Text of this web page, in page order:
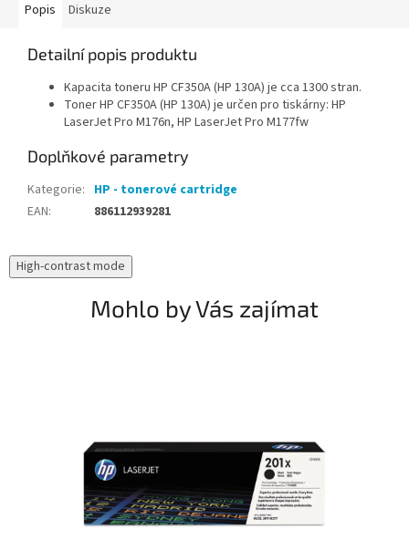
Popis Diskuze
Detailní popis produktu
Kapacita toneru HP CF350A (HP 130A) je cca 1300 stran.
Toner HP CF350A (HP 130A) je určen pro tiskárny: HP
LaserJet Pro M176n, HP LaserJet Pro M177fw
Doplňkové parametry
Kategorie: HP - tonerové cartridge
EAN: 886112939281
High-contrast mode
Mohlo by Vás zajímat